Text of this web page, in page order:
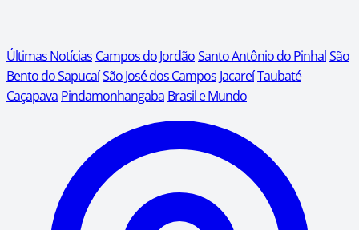
Últimas Notícias Campos do JordãoSanto Antônio do PinhalSão
Bento do SapucaíSão José dos Campos JacareíTaubaté
Caçapava Pindamonhangaba Brasil e Mundo